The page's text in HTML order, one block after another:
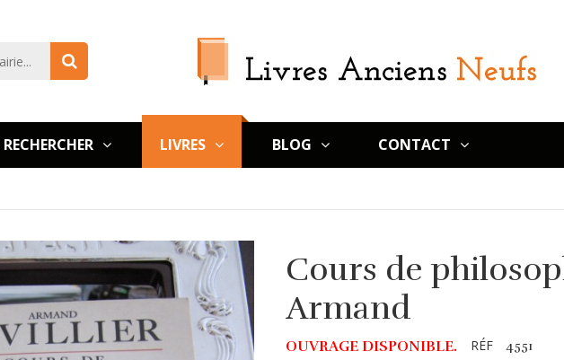
RECHERCHER LIVRES BLOG CONTACT
Cours de
Armand
OUVRAGE DISPONIBLE. RÉF 4551